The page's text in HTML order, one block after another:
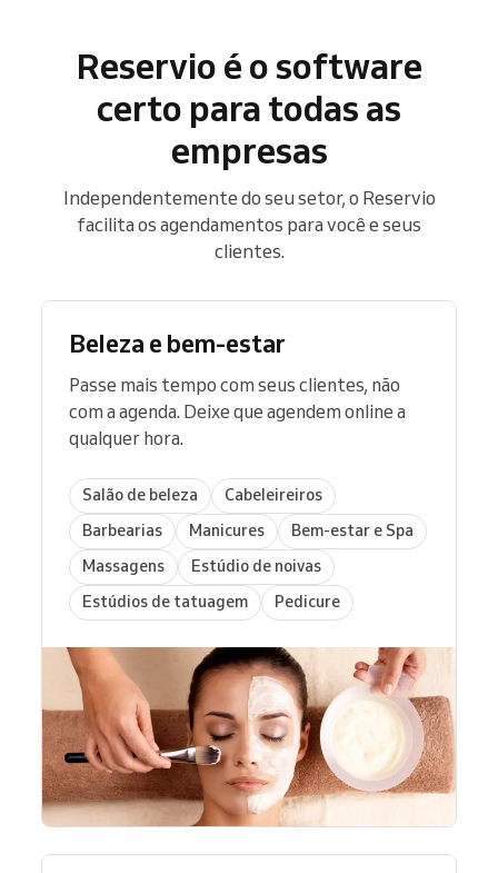
Reservio é o software
certo para todas as
empresas
Independentemente do seu setor, o Reservio
facilita os agendamentos para você e seus
clientes.
Beleza e bem-estar
Passe mais tempo com seus clientes, não
com a agenda. Deixe que agendem online a
qualquer hora.
Salão de beleza
Cabeleireiros
Barbearias
Manicures
Bem-estar e Spa
Massagens
Estúdio de noivas
Estúdios de tatuagem
Pedicure